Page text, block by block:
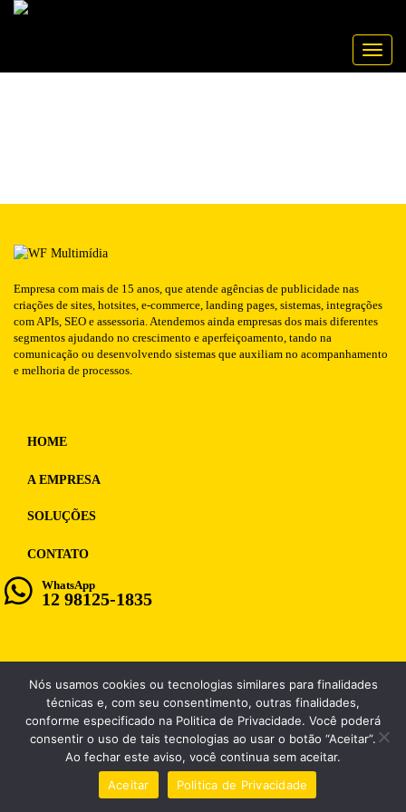
Empresa com mais de 15 anos, que atende agências de publicidade nas
criações de sites, hotsites, e-commerce, landing pages, sistemas, integrações
com APIs, SEO e assessoria. Atendemos ainda empresas dos mais diferentes
segmentos ajudando no crescimento e aperfeiçoamento, tando na
comunicação ou desenvolvendo sistemas que auxiliam no acompanhamento
e melhoria de processos.
HOME
A EMPRESA
SOLUÇÕES
CONTATO
WhatsApp
12 98125-1835
WF MULTIMIDIA, CNPJ: 12.028.859/0001-98
Nós usamos cookies ou tecnologias similares para finalidades
técnicas e, com seu consentimento, outras finalidades,
conforme especificado na Politica de Privacidade. Você poderá
consentir o uso de tais tecnologias ao usar o botão “Aceitar”.
Ao fechar este aviso, você continua sem aceitar.
Aceitar
Politica de Privacidade